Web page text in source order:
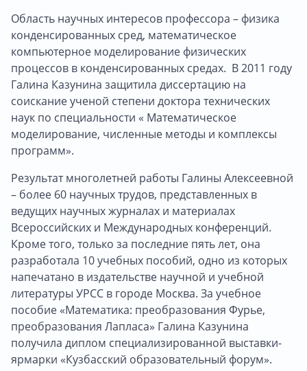
Область научных интересов профессора – физика
конденсированных сред, математическое
компьютерное моделирование физических
процессов в конденсированных средах. В 2011 году
Галина Казунина защитила диссертацию на
соискание ученой степени доктора технических
наук по специальности « Математическое
моделирование, численные методы и комплексы
программ».
Результат многолетней работы Галины Алексеевной
– более 60 научных трудов, представленных в
ведущих научных журналах и материалах
Всероссийских и Международных конференций.
Кроме того, только за последние пять лет, она
разработала 10 учебных пособий, одно из которых
напечатано в издательстве научной и учебной
литературы УРСС в городе Москва. За учебное
пособие «Математика: преобразования Фурье,
преобразования Лапласа» Галина Казунина
получила диплом специализированной выставки-
ярмарки «Кузбасский образовательный форум».